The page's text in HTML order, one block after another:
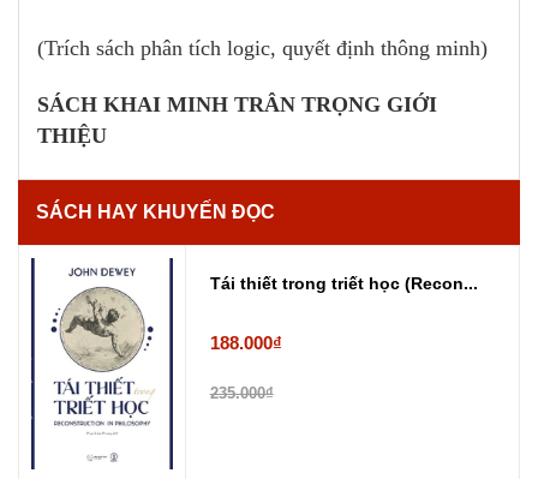
(Trích sách phân tích logic, quyết định thông minh)
SÁCH KHAI MINH TRÂN TRỌNG GIỚI
THIỆU
SÁCH HAY KHUYẾN ĐỌC
Tái thiết trong triết học (Recon...
188.000₫
235.000₫